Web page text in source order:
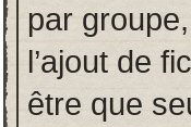
par
l’ajout de
être que